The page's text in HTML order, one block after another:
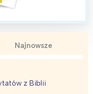
Najnowsze
z Biblii
z